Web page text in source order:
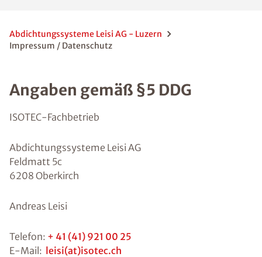
Abdichtungssysteme Leisi AG - Luzern
Impressum / Datenschutz
Angaben gemäß §5 DDG
ISOTEC-Fachbetrieb
Abdichtungssysteme Leisi AG
Feldmatt 5c
6208 Oberkirch
Andreas Leisi
Telefon: + 41 (41) 921 00 25
E-Mail: leisi(at)isotec.ch